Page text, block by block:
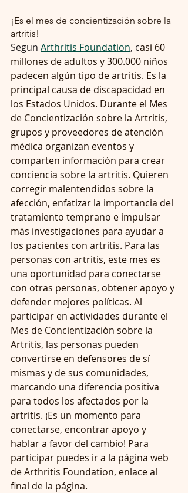
¡Es el mes de concientización sobre la
artritis!
Segun Arthritis Foundation, casi 60
millones de adultos y 300.000 niños
padecen algún tipo de artritis. Es la
principal causa de discapacidad en
los Estados Unidos. Durante el Mes
de Concientización sobre la Artritis,
grupos y proveedores de atención
médica organizan eventos y
comparten información para crear
conciencia sobre la artritis. Quieren
corregir malentendidos sobre la
afección, enfatizar la importancia del
tratamiento temprano e impulsar
más investigaciones para ayudar a
los pacientes con artritis. Para las
personas con artritis, este mes es
una oportunidad para conectarse
con otras personas, obtener apoyo y
defender mejores políticas. Al
participar en actividades durante el
Mes de Concientización sobre la
Artritis, las personas pueden
convertirse en defensores de sí
mismas y de sus comunidades,
marcando una diferencia positiva
para todos los afectados por la
artritis. ¡Es un momento para
conectarse, encontrar apoyo y
hablar a favor del cambio! Para
participar puedes ir a la página web
de Arthritis Foundation, enlace al
final de la página.